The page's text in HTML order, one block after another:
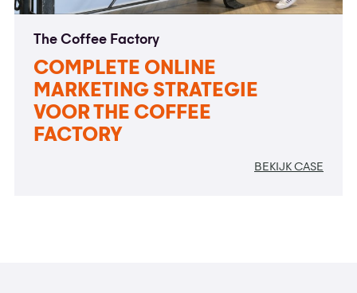
The Coffee Factory
COMPLETE ONLINE
MARKETING STRATEGIE
VOOR THE COFFEE
FACTORY
BEKIJK CASE